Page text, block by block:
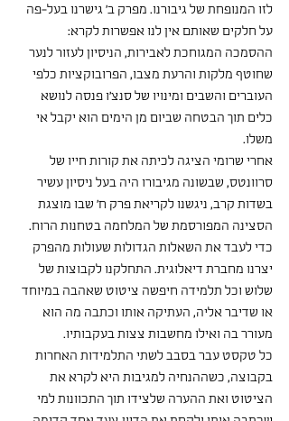
לזו המנופחת של גיבורנו. מפרק ב' גישרנו בעל-פה
על חלקים שאותם אין לנו אפשרות לקרא:
ההסמכה המגוחכת לאבירות, הניסיון לעזור לנער
שחוטף מלקות והרעת מצבו, הפרובוקציות כלפי
העוברים והשבים ומינויו של סנצ'ו פנסה לנושא
כלים תוך הבטחה שביום מן הימים הוא יקבל אי
משלו.
אחרי שרומי הציגה לכיתה את קורות חייו של
סרוונטס, שבשונה מגיבורו היה בעל ניסיון עשיר
בשדות קרב, ניגשנו לקריאת פרק ח' שבו מוצגת
הסצינה המפורסמת של המלחמה בטחנות הרוח.
כדי לעבד את השאלות הגדולות שעולות מהפרק
יצרנו מחברת דיאלוגית. התחלקנו לקבוצות של
שלוש וכל תלמידה חיפשה ציטוט שאהבה במיוחד
או שדיבר אליה, העתיקה אותו וכתבה מה הוא
מעורר בה ואילו מחשבות צצות בעקבותיו.
כל טקסט עבר בסבב לשתי התלמידות האחרות
בקבוצה, כשההנחיה למגיבות היא לקרא את
הציטוט ואת ההערה שלצידו תוך התכוונות למי